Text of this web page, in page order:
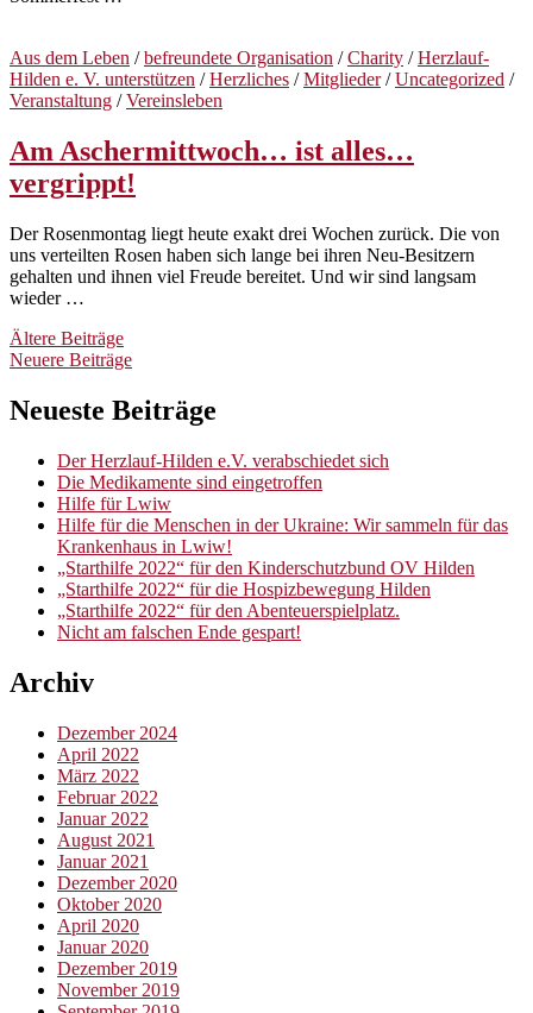
Aus dem Leben /befreundete Organisation /Charity /Herzlauf-
Hilden e. V. unterstützen /Herzliches /Mitglieder/Uncategorized /
Veranstaltung /Vereinsleben
Am Aschermittwoch… ist alles…
vergrippt!
Der Rosenmontag liegt heute exakt drei Wochen zurück. Die von
uns verteilten Rosen haben sich lange bei ihren Neu-Besitzern
gehalten und ihnen viel Freude bereitet. Und wir sind langsam
wieder …
Beitragsnavigation
Ältere Beiträge
Neuere Beiträge
Neueste Beiträge
Der Herzlauf-Hilden e.V. verabschiedet sich
Die Medikamente sind eingetroffen
Hilfe für Lwiw
Hilfe für die Menschen in der Ukraine: Wir sammeln für das
Krankenhaus in Lwiw!
„Starthilfe 2022“ für den Kinderschutzbund OV Hilden
„Starthilfe 2022“ für die Hospizbewegung Hilden
„Starthilfe 2022“ für den Abenteuerspielplatz.
Nicht am falschen Ende gespart!
Archiv
Dezember 2024
April 2022
März 2022
Februar 2022
Januar 2022
August 2021
Januar 2021
Dezember 2020
Oktober 2020
April 2020
Januar 2020
Dezember 2019
November 2019